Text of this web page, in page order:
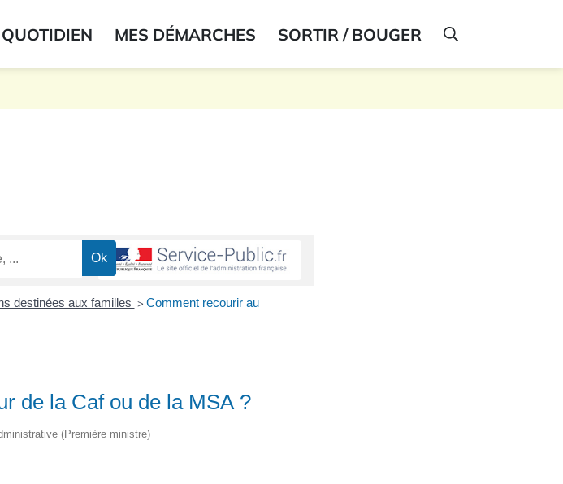
MES DÉMARCHES SORTIR / BOUGER AFFICHER LA
destinées aux familles > Comment recourir au
de la Caf ou de la MSA ?
(Première ministre)